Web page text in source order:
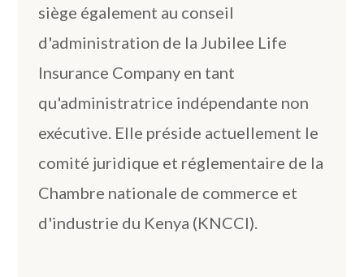
siège également au conseil
d'administration de la Jubilee Life
Insurance Company en tant
qu'administratrice indépendante non
exécutive. Elle préside actuellement le
comité juridique et réglementaire de la
Chambre nationale de commerce et
d'industrie du Kenya (KNCCI).